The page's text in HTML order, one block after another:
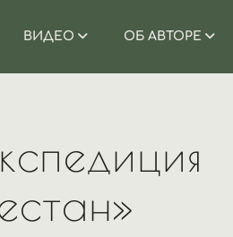
ВИДЕО ОБ АВТОРЕ